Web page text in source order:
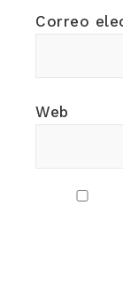
Correo
Web